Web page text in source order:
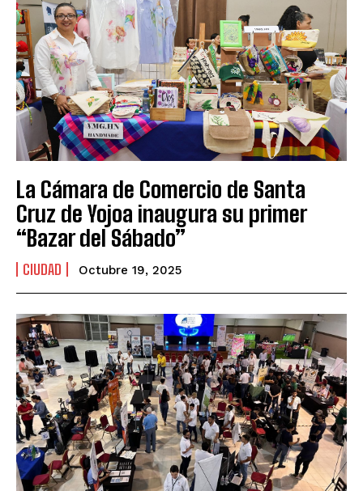
La Cámara de Comercio de Santa
Cruz de Yojoa inaugura su primer
“Bazar del Sábado”
CIUDAD Octubre 19, 2025